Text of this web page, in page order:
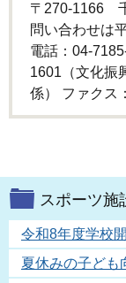
〒270-1166
問い合わせは
電話：04-
1601（文化振
係） ファクス
スポーツ施
令和8年度学校
夏休みの子ども